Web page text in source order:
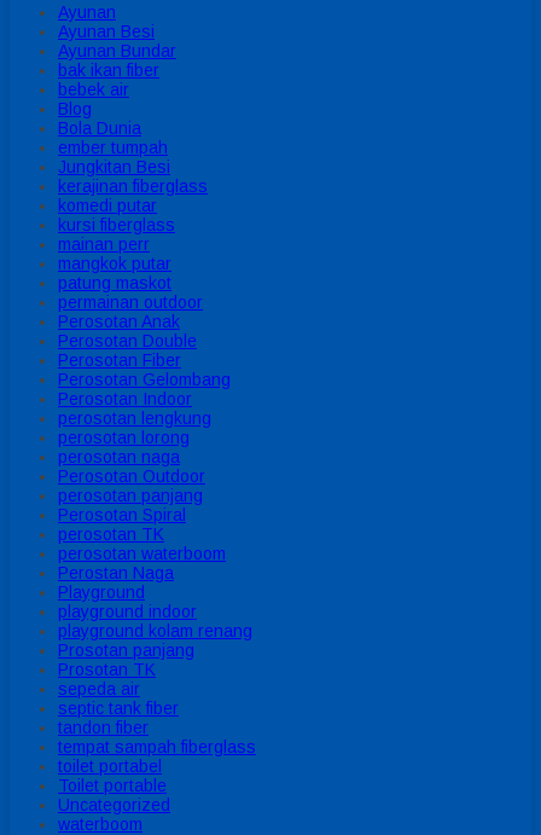
Ayunan
Ayunan Besi
Ayunan Bundar
bak ikan fiber
bebek air
Blog
Bola Dunia
ember tumpah
Jungkitan Besi
kerajinan fiberglass
komedi putar
kursi fiberglass
mainan perr
mangkok putar
patung maskot
permainan outdoor
Perosotan Anak
Perosotan Double
Perosotan Fiber
Perosotan Gelombang
Perosotan Indoor
perosotan lengkung
perosotan lorong
perosotan naga
Perosotan Outdoor
perosotan panjang
Perosotan Spiral
perosotan TK
perosotan waterboom
Perostan Naga
Playground
playground indoor
playground kolam renang
Prosotan panjang
Prosotan TK
sepeda air
septic tank fiber
tandon fiber
tempat sampah fiberglass
toilet portabel
Toilet portable
Uncategorized
waterboom